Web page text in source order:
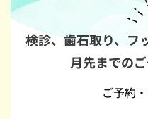
検診、歯石取り、フ
月先までのご
ご予約